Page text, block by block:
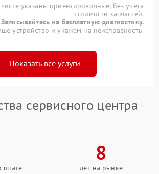
указаны ориентировочные, без учета
стоимости запчастей.
Записывайтесь на бесплатную диагностику.
устройство и укажем на неисправность.
Показать все услуги
сервисного центра
штате
8
лет на рынке